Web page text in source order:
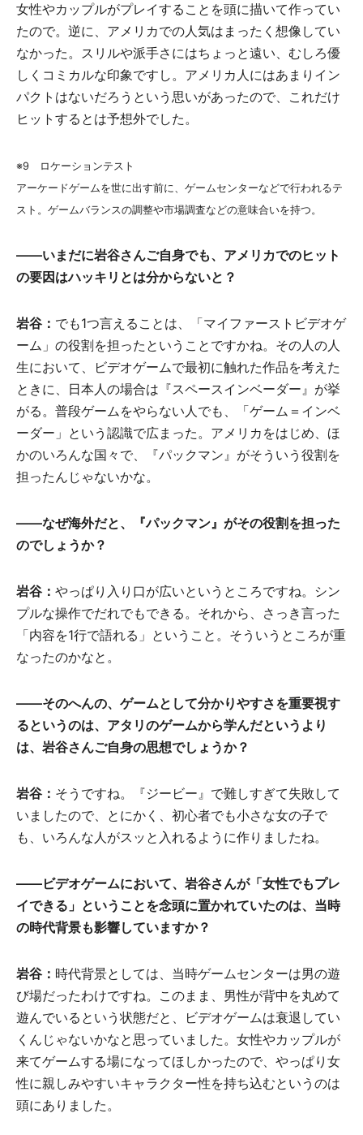
女性やカップルがプレイすることを頭に描いて作ってい
たので。逆に、アメリカでの人気はまったく想像してい
なかった。スリルや派手さにはちょっと遠い、むしろ優
しくコミカルな印象ですし。アメリカ人にはあまりイン
パクトはないだろうという思いがあったので、これだけ
ヒットするとは予想外でした。
※9 ロケーションテスト
アーケードゲームを世に出す前に、ゲームセンターなどで行われるテ
スト。ゲームバランスの調整や市場調査などの意味合いを持つ。
――いまだに岩谷さんご自身でも、アメリカでのヒット
の要因はハッキリとは分からないと？
岩谷： でも1つ言えることは、「マイファーストビデオゲ
ーム」の役割を担ったということですかね。その人の人
生において、ビデオゲームで最初に触れた作品を考えた
ときに、日本人の場合は『スペースインベーダー』が挙
がる。普段ゲームをやらない人でも、「ゲーム＝インベ
ーダー」という認識で広まった。アメリカをはじめ、ほ
かのいろんな国々で、『パックマン』がそういう役割を
担ったんじゃないかな。
――なぜ海外だと、『パックマン』がその役割を担った
のでしょうか？
岩谷： やっぱり入り口が広いというところですね。シン
プルな操作でだれでもできる。それから、さっき言った
「内容を1行で語れる」ということ。そういうところが重
なったのかなと。
――そのへんの、ゲームとして分かりやすさを重要視す
るというのは、アタリのゲームから学んだというより
は、岩谷さんご自身の思想でしょうか？
岩谷： そうですね。『ジービー』で難しすぎて失敗して
いましたので、とにかく、初心者でも小さな女の子で
も、いろんな人がスッと入れるように作りましたね。
――ビデオゲームにおいて、岩谷さんが「女性でもプレ
イできる」ということを念頭に置かれていたのは、当時
の時代背景も影響していますか？
岩谷： 時代背景としては、当時ゲームセンターは男の遊
び場だったわけですね。このまま、男性が背中を丸めて
遊んでいるという状態だと、ビデオゲームは衰退してい
くんじゃないかなと思っていました。女性やカップルが
来てゲームする場になってほしかったので、やっぱり女
性に親しみやすいキャラクター性を持ち込むというのは
頭にありました。